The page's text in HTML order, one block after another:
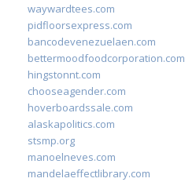
waywardtees.com
pidfloorsexpress.com
bancodevenezuelaen.com
bettermoodfoodcorporation.com
hingstonnt.com
chooseagender.com
hoverboardssale.com
alaskapolitics.com
stsmp.org
manoelneves.com
mandelaeffectlibrary.com